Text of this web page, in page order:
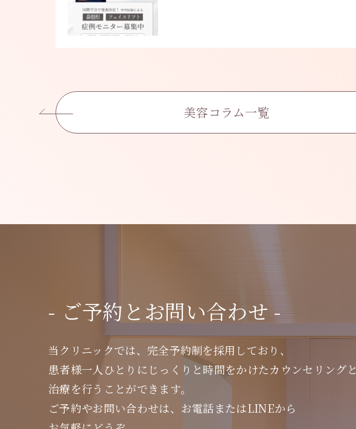
美容コラム一覧
- ご予約とお問い合わせ -
当クリニックでは、完全予約制を採用しており、
患者様一人ひとりにじっくりと時間をかけたカウンセリングと
治療を行うことができます。
ご予約やお問い合わせは、お電話またはLINEから